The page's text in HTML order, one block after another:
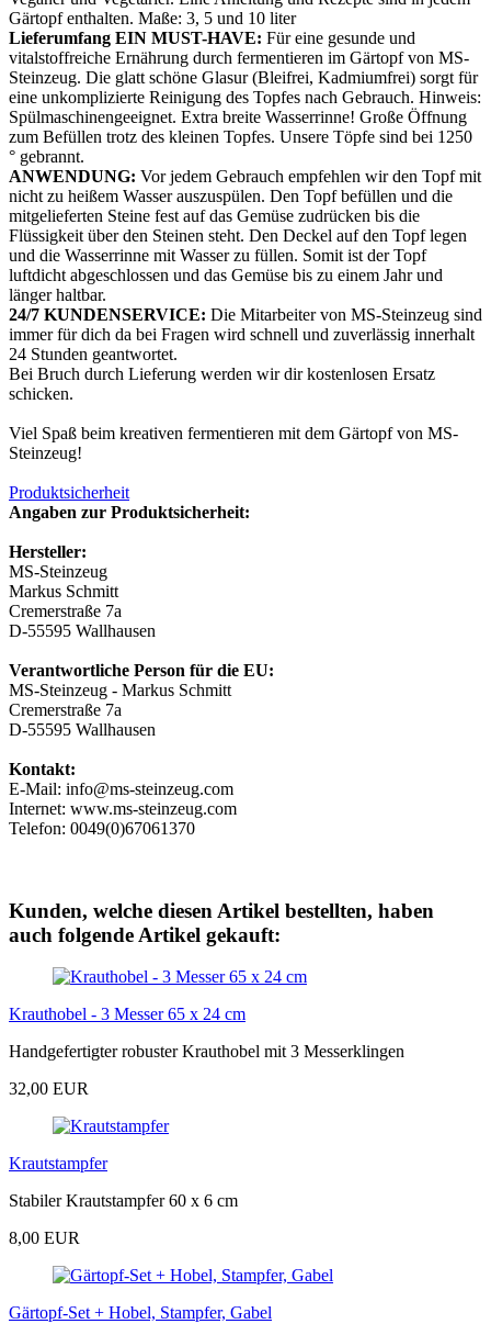
Gärtopf enthalten. Maße: 3, 5 und 10 liter
Lieferumfang EIN MUST-HAVE: Für eine gesunde und
vitalstoffreiche Ernährung durch fermentieren im Gärtopf von MS-
Steinzeug. Die glatt schöne Glasur (Bleifrei, Kadmiumfrei) sorgt für
eine unkomplizierte Reinigung des Topfes nach Gebrauch. Hinweis:
Spülmaschinengeeignet. Extra breite Wasserrinne! Große Öffnung
zum Befüllen trotz des kleinen Topfes. Unsere Töpfe sind bei 1250
° gebrannt.
ANWENDUNG: Vor jedem Gebrauch empfehlen wir den Topf mit
nicht zu heißem Wasser auszuspülen. Den Topf befüllen und die
mitgelieferten Steine fest auf das Gemüse zudrücken bis die
Flüssigkeit über den Steinen steht. Den Deckel auf den Topf legen
und die Wasserrinne mit Wasser zu füllen. Somit ist der Topf
luftdicht abgeschlossen und das Gemüse bis zu einem Jahr und
länger haltbar.
24/7 KUNDENSERVICE: Die Mitarbeiter von MS-Steinzeug sind
immer für dich da bei Fragen wird schnell und zuverlässig innerhalt
24 Stunden geantwortet.
Bei Bruch durch Lieferung werden wir dir kostenlosen Ersatz
schicken.
Viel Spaß beim kreativen fermentieren mit dem Gärtopf von MS-
Steinzeug!
Produktsicherheit
Angaben zur Produktsicherheit:
Hersteller:
MS-Steinzeug
Markus Schmitt
Cremerstraße 7a
D-55595 Wallhausen
Verantwortliche Person für die EU:
MS-Steinzeug - Markus Schmitt
Cremerstraße 7a
D-55595 Wallhausen
Kontakt:
E-Mail: info@ms-steinzeug.com
Internet: www.ms-steinzeug.com
Telefon: 0049(0)67061370
Kunden, welche diesen Artikel bestellten, haben
auch folgende Artikel gekauft:
Krauthobel - 3 Messer 65 x 24 cm
Handgefertigter robuster Krauthobel mit 3 Messerklingen
32,00 EUR
Krautstampfer
Stabiler Krautstampfer 60 x 6 cm
8,00 EUR
Gärtopf-Set + Hobel, Stampfer, Gabel